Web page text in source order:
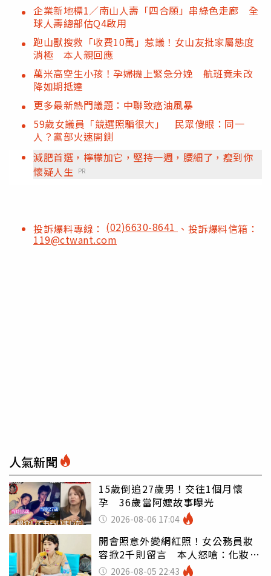
企業新地標1／南山人壽「四合願」串綠色走廊 全
球人壽總部估Q4啟用
跑山獸搜救「收費10萬」惹議！女山友批家屬態度
消極 本人親回應
萬米高空生小孩！孕婦機上緊急分娩 航班竟未改
降如期抵達
更多最新熱門議題：中聯致癌油風暴
59歲女議員「競選照騙很大」 民眾傻眼：同一
人？黨部火速開鍘
減肥首選，檸檬加它，堅持一週，腰細了，瘦到你
懷疑人生 PR
投訴爆料專線： (02)6630-8641 、投訴爆料信箱：
119@ctwant.com
人氣新聞
15歲倒追27歲男！交往1個月懷
孕 36歲當阿嬤故事曝光
2026-08-06 17:04
開會照意外變網紅照！女公務員妝
容掀2千則留言 本人怒嗆：化妝有
錯嗎2026-08-05 22:43